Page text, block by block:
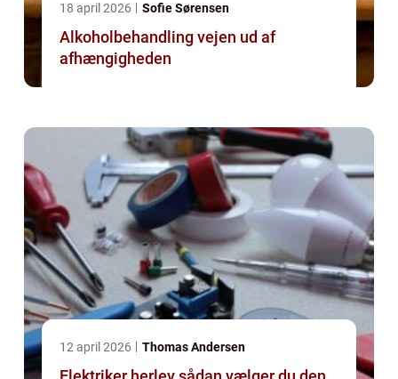
18 april 2026 Sofie Sørensen
Alkoholbehandling vejen ud af
afhængigheden
12 april 2026 Thomas Andersen